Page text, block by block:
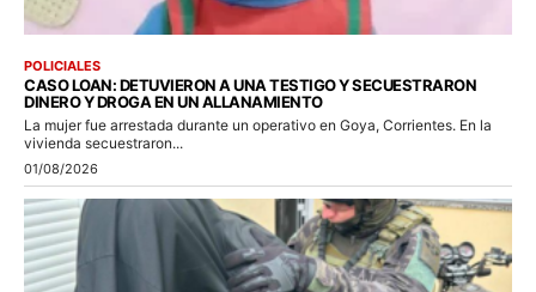
POLICIALES
CASO LOAN: DETUVIERON A UNA TESTIGO Y SECUESTRARON
DINERO Y DROGA EN UN ALLANAMIENTO
La mujer fue arrestada durante un operativo en Goya, Corrientes. En la
vivienda secuestraron...
01/08/2026